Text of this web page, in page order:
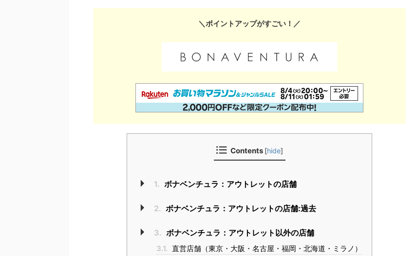
＼ポイントアップがすごい！／
Contents [hide]
1. ボナベンチュラ：アウトレットの店舗
2. ボナベンチュラ：アウトレットの店舗:過去
3. ボナベンチュラ：アウトレット以外の店舗
3.1. 直営店舗（東京・大阪・名古屋・福岡・北海道・ミラノ）